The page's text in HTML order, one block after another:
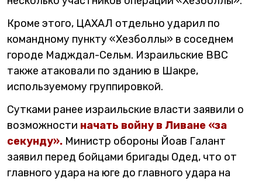
Кроме этого, ЦАХАЛ отдельно ударил по
командному пункту «Хезболлы» в соседнем
городе Мадждал-Сельм. Израильские ВВС
также атаковали по зданию в Шакре,
используемому группировкой.
Сутками ранее израильские власти заявили о
возможности начать войну в Ливане «за
секунду». Министр обороны Йоав Галант
заявил перед бойцами бригады Одед, что от
главного удара на юге до главного удара на